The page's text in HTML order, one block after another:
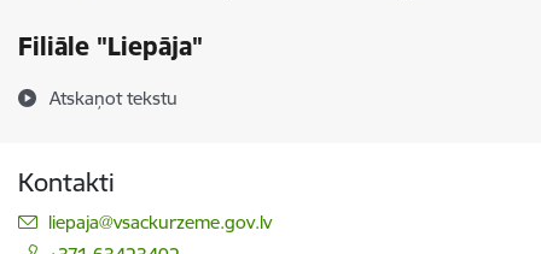
Filiāle "Liepāja"
Atskaņot tekstu
Kontakti
E-pasts:
liepaja@vsackurzeme.gov.lv